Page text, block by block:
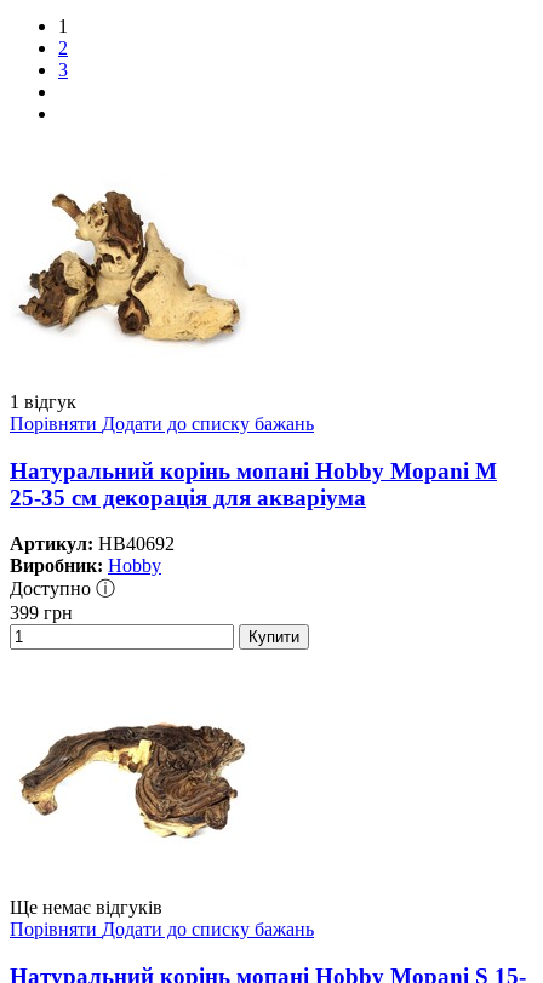
1
2
3
1 відгук
Порівняти Додати до списку бажань
Натуральний корінь мопані Hobby Mopani M
25-35 см декорація для акваріума
Артикул: HB40692
Виробник: Hobby
Доступно ⓘ
399 грн
Купити
Ще немає відгуків
Порівняти Додати до списку бажань
Натуральний корінь мопані Hobby Mopani S 15-